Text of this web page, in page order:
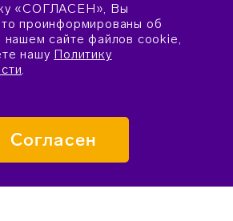
«СОГЛАСЕН», Вы
проинформированы об
нашем сайте файлов cookie,
нашу Политику
.
Согласен